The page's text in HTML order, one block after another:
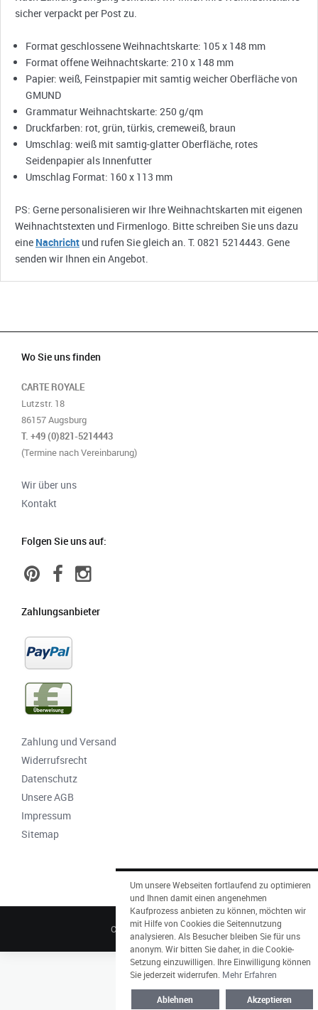
sicher verpackt per Post zu.
Format geschlossene Weihnachtskarte: 105 x 148 mm
Format offene Weihnachtskarte: 210 x 148 mm
Papier: weiß, Feinstpapier mit samtig weicher Oberfläche von
GMUND
Grammatur Weihnachtskarte: 250 g/qm
Druckfarben: rot, grün, türkis, cremeweiß, braun
Umschlag: weiß mit samtig-glatter Oberfläche, rotes
Seidenpapier als Innenfutter
Umschlag Format: 160 x 113 mm
PS: Gerne personalisieren wir Ihre Weihnachtskarten mit eigenen
Weihnachtstexten und Firmenlogo. Bitte schreiben Sie uns dazu
eine Nachricht und rufen Sie gleich an. T. 0821 5214443. Gene
senden wir Ihnen ein Angebot.
Wo Sie uns finden
CARTE ROYALE
Lutzstr. 18
86157 Augsburg
T. +49 (0)821-5214443
(Termine nach Vereinbarung)
Wir über uns
Kontakt
Folgen Sie uns auf:
Zahlungsanbieter
Zahlung und Versand
Widerrufsrecht
Datenschutz
Unsere AGB
Impressum
Sitemap
CARTE ROYALE © 2026
Um unsere Webseiten fortlaufend zu optimieren
und Ihnen damit einen angenehmen
Kaufprozess anbieten zu können, möchten wir
mit Hilfe von Cookies die Seitennutzung
analysieren. Als Besucher bleiben Sie für uns
anonym. Wir bitten Sie daher, in die Cookie-
Setzung einzuwilligen. Ihre Einwilligung können
Sie jederzeit widerrufen. Mehr Erfahren
Ablehnen Akzeptieren